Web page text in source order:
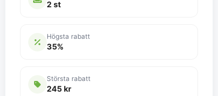
2 st
Högsta rabatt
35%
Största rabatt
245 kr